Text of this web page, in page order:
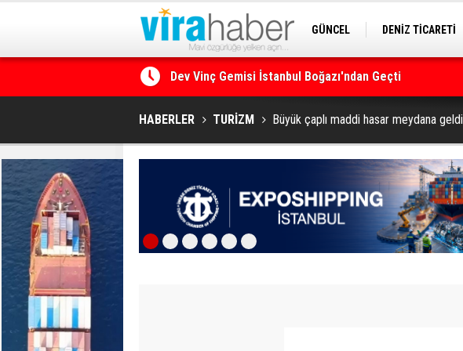
GÜNCEL DENİZ TİCARETİ
Dev Vinç Gemisi İstanbul Boğazı'ndan Geçti
Ege Denizi’nin En Büyük Mercan Ormanı
HABERLER TURİZM Büyük çaplı maddi hasar meydana geldi